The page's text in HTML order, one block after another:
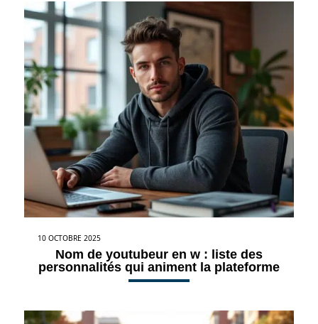
10 OCTOBRE 2025
Nom de youtubeur en w : liste des
personnalités qui animent la plateforme